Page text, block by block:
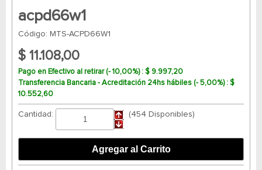
acpd66w1
Código: MTS-ACPD66W1
$ 11.108,00
Pago en Efectivo al retirar (- 10,00%) : $ 9.997,20
Transferencia Bancaria - Acreditación 24hs hábiles (- 5,00%) : $
10.552,60
Cantidad: (454 Disponibles)